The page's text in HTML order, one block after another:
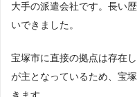
大手の派遣会社です。長い
いできました。
宝塚市に直接の拠点は存在
が主となっているため、宝